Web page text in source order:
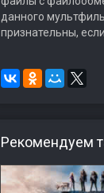
данного
признательны,
Рекомендуем